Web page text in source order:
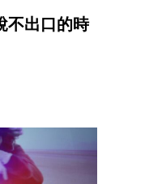
不出口的時